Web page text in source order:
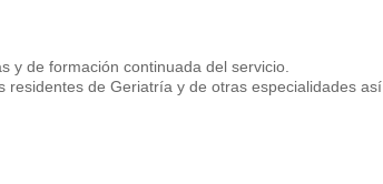
y de formación continuada del servicio.
residentes de Geriatría y de otras especialidades así